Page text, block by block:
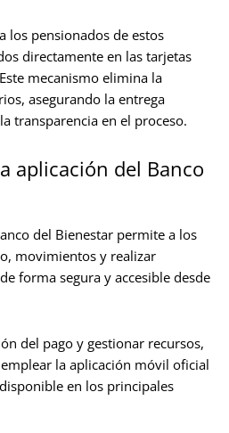
los pensionados de estos
directamente en las tarjetas
mecanismo elimina la
asegurando la entrega
transparencia en el proceso.
aplicación del Banco
del Bienestar permite a los
movimientos y realizar
forma segura y accesible desde
del pago y gestionar recursos,
la aplicación móvil oficial
en los principales